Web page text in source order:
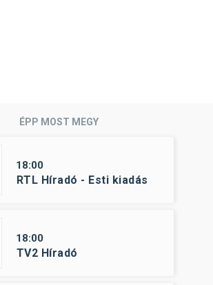
ÉPP MOST MEGY
18:00
RTL Híradó - Esti kiadás
18:00
TV2 Híradó